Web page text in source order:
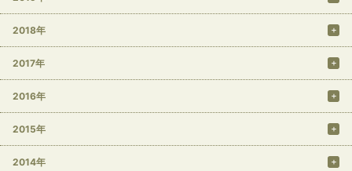
2018年
2017年
2016年
2015年
2014年